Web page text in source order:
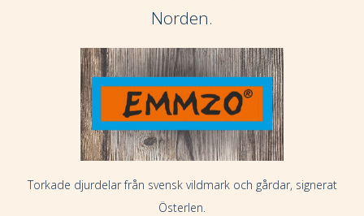
Norden.
Torkade djurdelar från svensk vildmark och gårdar, signerat
Österlen.